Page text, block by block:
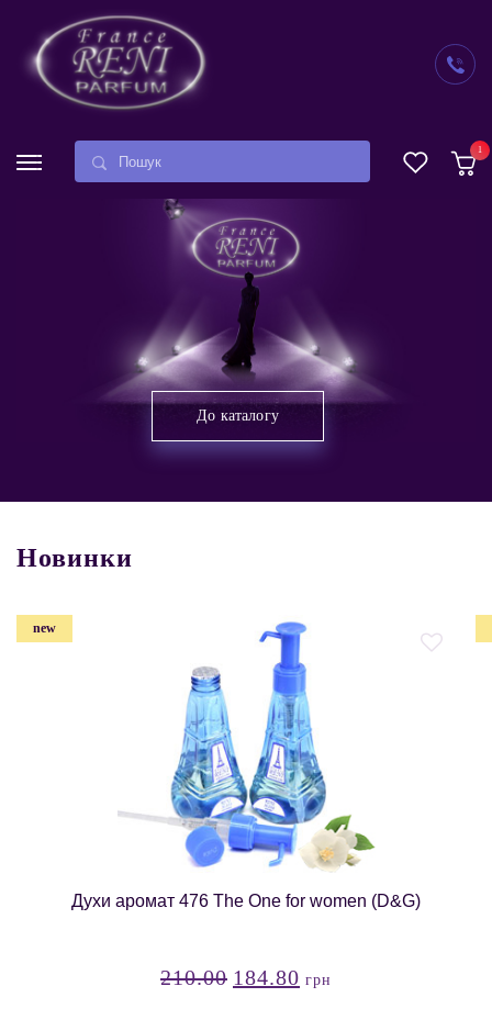
1
До каталогу
Новинки
new
Духи аромат 476 The One for women (D&G)
210.00 184.80 грн